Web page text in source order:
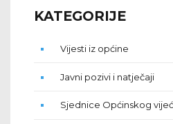
KATEGORIJE
Vijesti iz općine
Javni pozivi i natječaji
Sjednice Općinskog